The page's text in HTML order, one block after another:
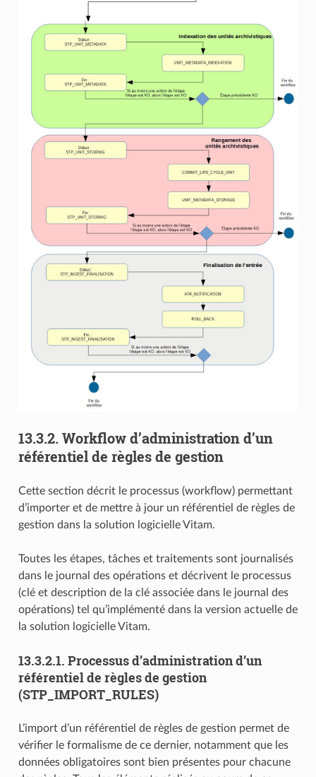
13.3.2. Workflow d’administration d’un
référentiel de règles de gestion
Cette section décrit le processus (workflow) permettant
d’importer et de mettre à jour un référentiel de règles de
gestion dans la solution logicielle Vitam.
Toutes les étapes, tâches et traitements sont journalisés
dans le journal des opérations et décrivent le processus
(clé et description de la clé associée dans le journal des
opérations) tel qu’implémenté dans la version actuelle de
la solution logicielle Vitam.
13.3.2.1. Processus d’administration d’un
référentiel de règles de gestion
(STP_IMPORT_RULES)
L’import d’un référentiel de règles de gestion permet de
vérifier le formalisme de ce dernier, notamment que les
données obligatoires sont bien présentes pour chacune